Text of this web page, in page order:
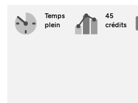
Temps
plein
45
crédits